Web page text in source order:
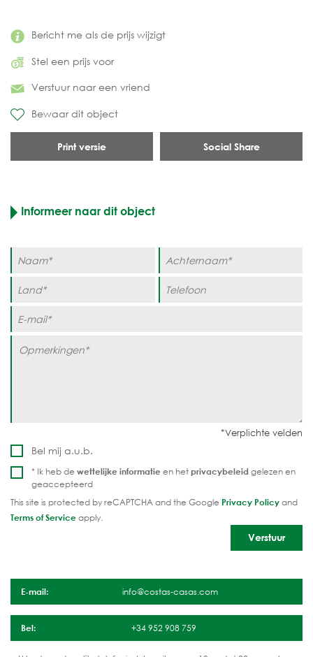
Bericht me als de prijs wijzigt
Stel een prijs voor
Verstuur naar een vriend
Bewaar dit object
Print versie Social Share
Informeer naar dit object
Bel mij a.u.b.
* Ik heb de wettelijke informatie en hetprivacybeleid gelezen en
geaccepteerd
This site is protected by reCAPTCHA and the Google Privacy Policyand
Terms of Serviceapply.
E-mail: info@costas-casas.com
Bel: +34 952 908 759